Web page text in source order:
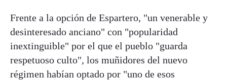
Frente a la opción de Espartero, "un venerable y
desinteresado anciano" con "popularidad
inextinguible" por el que el pueblo "guarda
respetuoso culto", los muñidores del nuevo
régimen habían optado por "uno de esos